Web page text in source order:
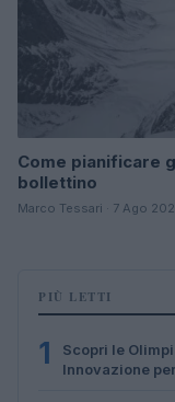
Come pianificare
bollettino
Marco Tessari · 7 Ago
PIÙ LETTI
1
Scopri le
Innovazione